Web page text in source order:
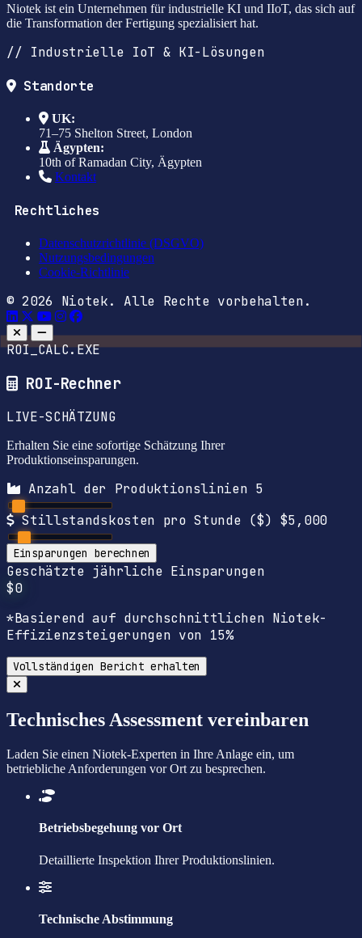
Niotek ist ein Unternehmen für industrielle KI und IIoT, das sich auf
die Transformation der Fertigung spezialisiert hat.
// Industrielle IoT & KI-Lösungen
Standorte
UK:
71–75 Shelton Street, London
Ägypten:
10th of Ramadan City, Ägypten
Kontakt
Rechtliches
Datenschutzrichtlinie (DSGVO)
Nutzungsbedingungen
Cookie-Richtlinie
© 2026 Niotek. Alle Rechte vorbehalten.
ROI_CALC.EXE
ROI-Rechner
LIVE-SCHÄTZUNG
Erhalten Sie eine sofortige Schätzung Ihrer
Produktionseinsparungen.
Anzahl der Produktionslinien 5
Stillstandskosten pro Stunde ($) $5,000
Einsparungen berechnen
Geschätzte jährliche Einsparungen
$0
*Basierend auf durchschnittlichen Niotek-
Effizienzsteigerungen von 15%
Vollständigen Bericht erhalten
Technisches Assessment vereinbaren
Laden Sie einen Niotek-Experten in Ihre Anlage ein, um
betriebliche Anforderungen vor Ort zu besprechen.
Betriebsbegehung vor Ort
Detaillierte Inspektion Ihrer Produktionslinien.
Technische Abstimmung